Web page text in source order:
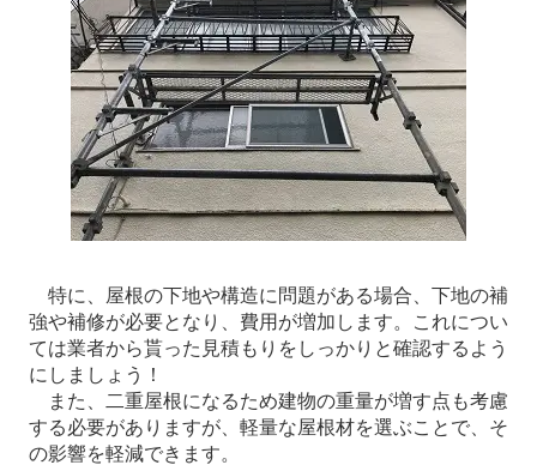
特に、屋根の下地や構造に問題がある場合、下地の補
強や補修が必要となり、費用が増加します。これについ
ては業者から貰った見積もりをしっかりと確認するよう
にしましょう！
また、二重屋根になるため建物の重量が増す点も考慮
する必要がありますが、軽量な屋根材を選ぶことで、そ
の影響を軽減できます。